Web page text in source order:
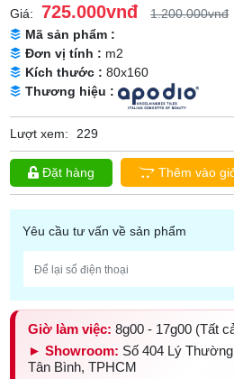
Giá: 725.000vnđ
1.200.000vnđ
Mã sản phẩm :
Đơn vị tính : m2
Kích thước :80x160
Thương hiệu :
Lượt xem: 229
Đặt hàng Thêm vào
Yêu cầu tư vấn về sản phẩm
Giờ làm việc: 8g00 - 17g00 (Tất
► Showroom: Số 404 Lý
Tân Bình, TPHCM